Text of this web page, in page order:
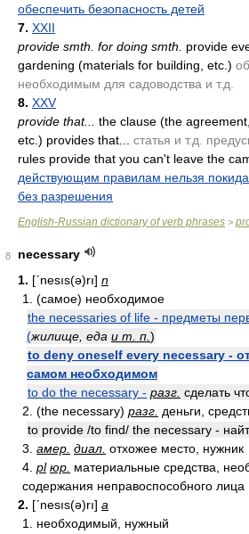
обеспечить безопасность детей
7. XXII
provide smth. for doing smth.
provide
gardening (materials for building, etc.)
необходимым для садоводства и т.д.
8. XXV
provide that...
the clause (the
etc.) provides that... статья и т.д.
rules provide that you can't leave the
действующим правилам нельзя
без разрешения
English-Russian dictionary of verb phrases >
8
necessary
1. [ʹnesıs(ə)rı] n
1. (самое) необходимое
the necessaries of life - предметы
(жилище, еда и т. п. )
to deny oneself every necessary -
самом необходимом
to do the necessary - разг. сделать
2. (the necessary) разг. деньги,
to provide /to find/ the necessary -
3. амер. диал. отхожее место, нужник
4. pl юр. материальные средства,
содержания неправоспособного лица
2. [ʹnesıs(ə)rı] a
1. необходимый, нужный